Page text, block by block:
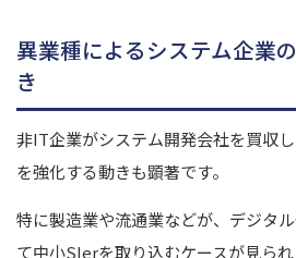
異業種によるシステム企業
き
非IT企業がシステム開発会社を買収
を強化する動きも顕著です。
特に製造業や流通業などが、デジタ
て中小SIerを取り込むケースが見られ